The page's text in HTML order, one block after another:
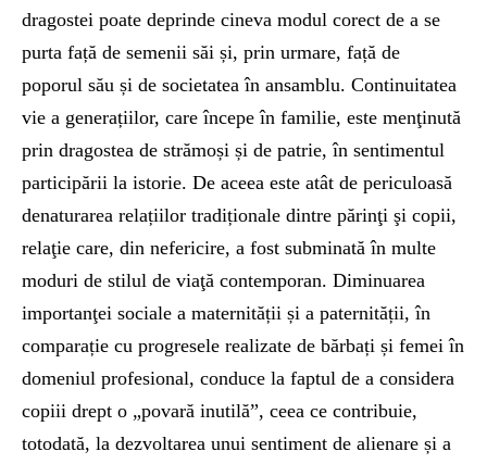
dragostei poate deprinde cineva modul corect de a se
purta față de semenii săi și, prin urmare, față de
poporul său și de societatea în ansamblu. Continuitatea
vie a generațiilor, care începe în familie, este menţinută
prin dragostea de strămoși și de patrie, în sentimentul
participării la istorie. De aceea este atât de periculoasă
denaturarea relațiilor tradiționale dintre părinţi şi copii,
relaţie care, din nefericire, a fost subminată în multe
moduri de stilul de viaţă contemporan. Diminuarea
importanţei sociale a maternității și a paternității, în
comparație cu progresele realizate de bărbați și femei în
domeniul profesional, conduce la faptul de a considera
copiii drept o „povară inutilă”, ceea ce contribuie,
totodată, la dezvoltarea unui sentiment de alienare și a